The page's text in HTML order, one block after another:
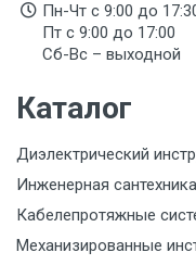
Пн-Чт с 9:00 до
Пт с 9:00 до 17:00
Сб-Вс – выходной
Каталог
Диэлектрический
Инженерная
Кабелепротяжные
Механизированные